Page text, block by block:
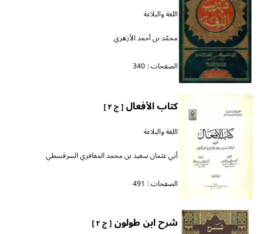
اللغة والبلاغة
محمّد بن أحمد الأزهري
الصفحات : 340
كتاب الأفعال[ ج ٢ ]
اللغة والبلاغة
أبي عثمان سعيد بن محمد المعافري السرقسطي
الصفحات : 491
شرح ابن طولون[ ج ٢ ]